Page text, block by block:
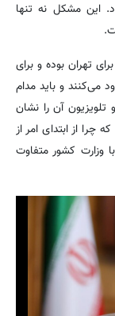
این مشکل نه تنها
تهران بوده و برای
می‌کنند و باید مدام
آن را نشان
از ابتدای امر از
وزارت کشور متفاوت